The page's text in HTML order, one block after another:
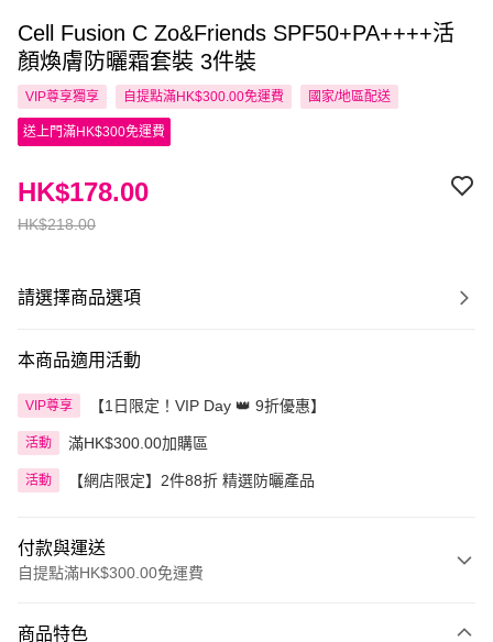
Cell Fusion C Zo&Friends SPF50+PA++++活
顏煥膚防曬霜套裝 3件裝
VIP尊享獨享 自提點滿HK$300.00免運費 國家/地區配送
送上門滿HK$300免運費
HK$218.00
HK$178.00
請選擇商品選項
本商品適用活動
VIP尊享 【1日限定！VIP Day 👑 9折優惠】
活動 滿HK$300.00加購區
活動 【網店限定】2件88折 精選防曬產品
付款與運送
自提點滿HK$300.00免運費
商品特色